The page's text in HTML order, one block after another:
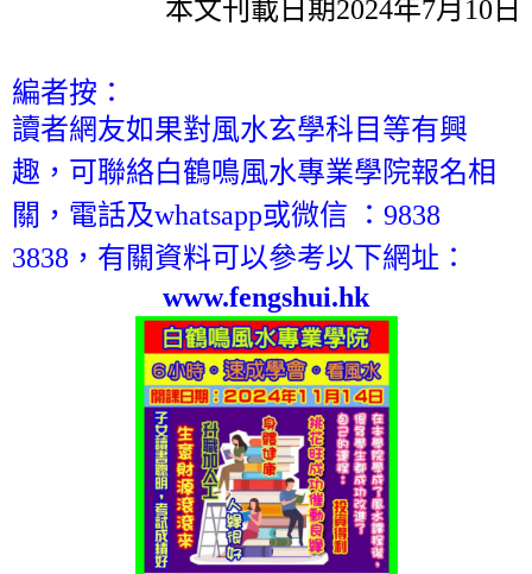
本文刊載日期2024年7月10日
編者按：
讀者網友如果對風水玄學科目等有興
趣，可聯絡白鶴鳴風水專業學院報名相
關，電話及whatsapp或微信 ：9838
3838，有關資料可以參考以下網址：
www.fengshui.hk